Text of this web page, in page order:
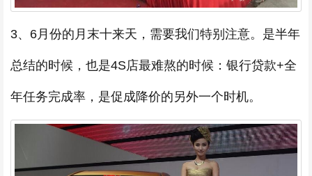
3、6月份的月末十来天，需要我们特别注意。是半年
总结的时候，也是4S店最难熬的时候：银行贷款+全
年任务完成率，是促成降价的另外一个时机。